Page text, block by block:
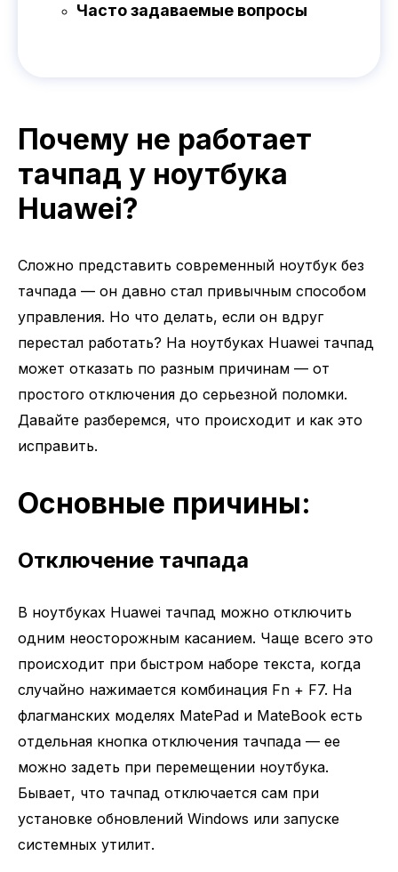
Часто задаваемые вопросы
Почему не работает
тачпад у ноутбука
Huawei?
Сложно представить современный ноутбук без
тачпада — он давно стал привычным способом
управления. Но что делать, если он вдруг
перестал работать? На ноутбуках Huawei тачпад
может отказать по разным причинам — от
простого отключения до серьезной поломки.
Давайте разберемся, что происходит и как это
исправить.
Основные причины:
Отключение тачпада
В ноутбуках Huawei тачпад можно отключить
одним неосторожным касанием. Чаще всего это
происходит при быстром наборе текста, когда
случайно нажимается комбинация Fn + F7. На
флагманских моделях MatePad и MateBook есть
отдельная кнопка отключения тачпада — ее
можно задеть при перемещении ноутбука.
Бывает, что тачпад отключается сам при
установке обновлений Windows или запуске
системных утилит.